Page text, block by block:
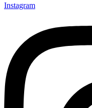
Instagram